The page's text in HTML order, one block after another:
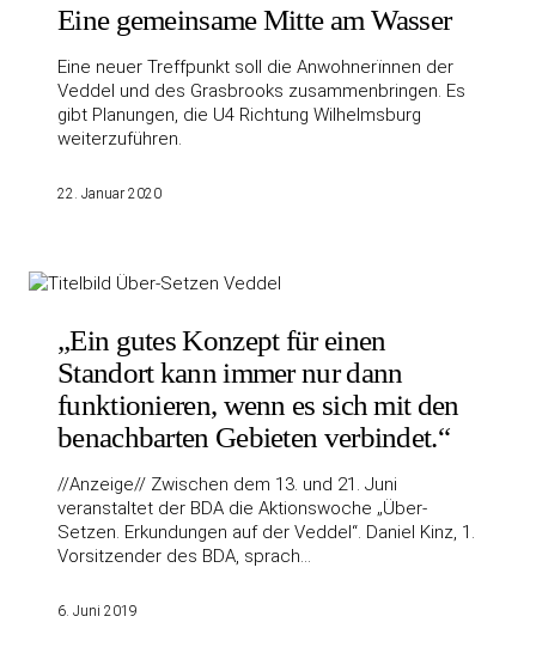
Eine gemeinsame Mitte am Wasser
Eine neuer Treffpunkt soll die Anwohnerïnnen der
Veddel und des Grasbrooks zusammenbringen. Es
gibt Planungen, die U4 Richtung Wilhelmsburg
weiterzuführen.
22. Januar 2020
„Ein gutes Konzept für einen
Standort kann immer nur dann
funktionieren, wenn es sich mit den
benachbarten Gebieten verbindet.“
//Anzeige// Zwischen dem 13. und 21. Juni
veranstaltet der BDA die Aktionswoche „Über-
Setzen. Erkundungen auf der Veddel“. Daniel Kinz, 1.
Vorsitzender des BDA, sprach…
6. Juni 2019